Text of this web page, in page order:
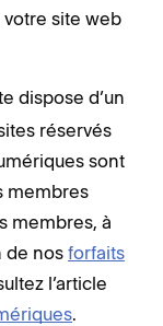
votre site web
dispose d’un
réservés
sont
membres
membres, à
de nos forfaits
l’article
.